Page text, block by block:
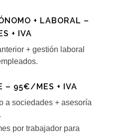
+ LABORAL –
+ IVA
+ gestión laboral
– 95€/MES + IVA
a sociedades + asesoría
por trabajador para